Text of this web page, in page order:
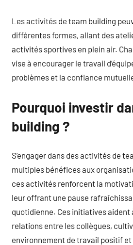
Les activités de team building
différentes formes, allant des
activités sportives en plein air.
vise à encourager le travail
problèmes et la confiance
Pourquoi investir
building ?
S’engager dans des activités de
multiples bénéfices aux
ces activités renforcent la
leur offrant une pause
quotidienne. Ces initiatives aident
relations entre les collègues,
environnement de travail positif